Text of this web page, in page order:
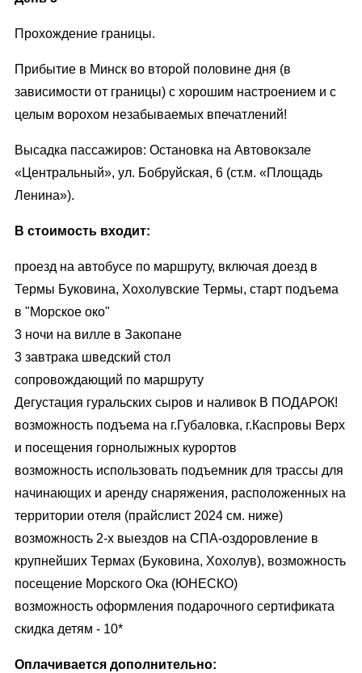
Прохождение границы.
Прибытие в Минск во второй половине дня (в
зависимости от границы) с хорошим настроением и с
целым ворохом незабываемых впечатлений!
Высадка пассажиров: Остановка на Автовокзале
«Центральный», ул. Бобруйская, 6 (ст.м. «Площадь
Ленина»).
В стоимость входит:
проезд на автобусе по маршруту, включая доезд в
Термы Буковина, Хохолувские Термы, старт подъема
в "Морское око"
3 ночи на вилле в Закопане
3 завтрака шведский стол
сопровождающий по маршруту
Дегустация гуральских сыров и наливок В ПОДАРОК!
возможность подъема на г.Губаловка, г.Каспровы Верх
и посещения горнолыжных курортов
возможность использовать подъемник для трассы для
начинающих и аренду снаряжения, расположенных на
территории отеля (прайслист 2024 см. ниже)
возможность 2-х выездов на СПА-оздоровление в
крупнейших Термах (Буковина, Хохолув), возможность
посещение Морского Ока (ЮНЕСКО)
возможность оформления подарочного сертификата
скидка детям - 10*
Оплачивается дополнительно: